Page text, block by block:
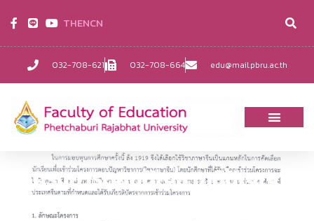
032-708-621 032-708-664 edu@mail.pbru.ac.th
THENCN
โครงการตอบปัญหาภูมิปัญญา
จีน